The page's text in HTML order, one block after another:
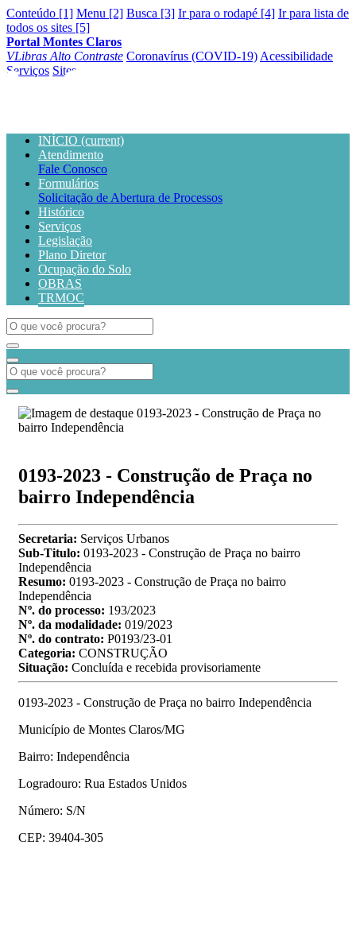
Conteúdo [1] Menu [2] Busca [3] Ir para o rodapé [4] Ir para lista de
todos os sites [5]
Portal Montes Claros
VLibras Alto Contraste Coronavírus (COVID-19) Acessibilidade
Serviços Sites
INÍCIO (current)
Atendimento
Fale Conosco
Formulários
Solicitação de Abertura de Processos
Histórico
Serviços
Legislação
Plano Diretor
Ocupação do Solo
OBRAS
TRMOC
0193-2023 - Construção de Praça no
bairro Independência
Secretaria: Serviços Urbanos
Sub-Titulo: 0193-2023 - Construção de Praça no bairro
Independência
Resumo: 0193-2023 - Construção de Praça no bairro
Independência
Nº. do processo: 193/2023
Nº. da modalidade: 019/2023
Nº. do contrato: P0193/23-01
Categoria: CONSTRUÇÃO
Situação: Concluída e recebida provisoriamente
0193-2023 - Construção de Praça no bairro Independência
Município de Montes Claros/MG
Bairro: Independência
Logradouro: Rua Estados Unidos
Número: S/N
CEP: 39404-305